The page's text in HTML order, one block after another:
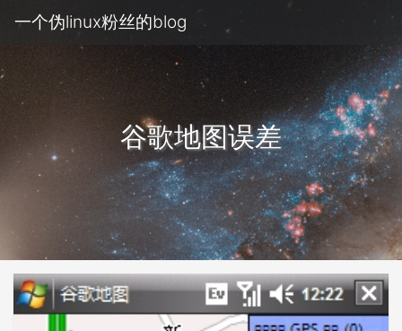
一个伪linux粉丝的blog
谷歌地图误差